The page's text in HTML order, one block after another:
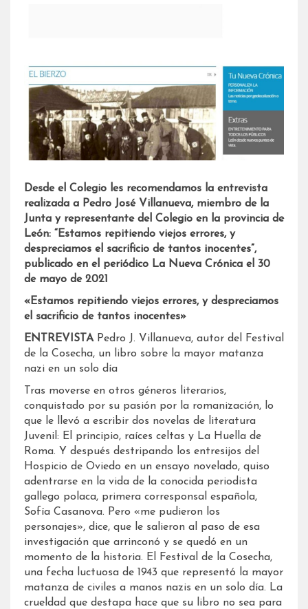
Desde el Colegio les recomendamos la entrevista
realizada a Pedro José Villanueva, miembro de la
Junta y representante del Colegio en la provincia de
León: “Estamos repitiendo viejos errores, y
despreciamos el sacrificio de tantos inocentes”,
publicado en el periódico La Nueva Crónica el 30
de mayo de 2021
«Estamos repitiendo viejos errores, y despreciamos
el sacrificio de tantos inocentes»
ENTREVISTAPedro J. Villanueva, autor del Festival
de la Cosecha, un libro sobre la mayor matanza
nazi en un solo día
Tras moverse en otros géneros literarios,
conquistado por su pasión por la romanización, lo
que le llevó a escribir dos novelas de literatura
Juvenil: El principio, raíces celtas y La Huella de
Roma. Y después destripando los entresijos del
Hospicio de Oviedo en un ensayo novelado, quiso
adentrarse en la vida de la conocida periodista
gallego polaca, primera corresponsal española,
Sofía Casanova. Pero «me pudieron los
personajes», dice, que le salieron al paso de esa
investigación que arrinconó y se quedó en un
momento de la historia. El Festival de la Cosecha,
una fecha luctuosa de 1943 que representó la mayor
matanza de civiles a manos nazis en un solo día. La
crueldad que destapa hace que su libro no sea para